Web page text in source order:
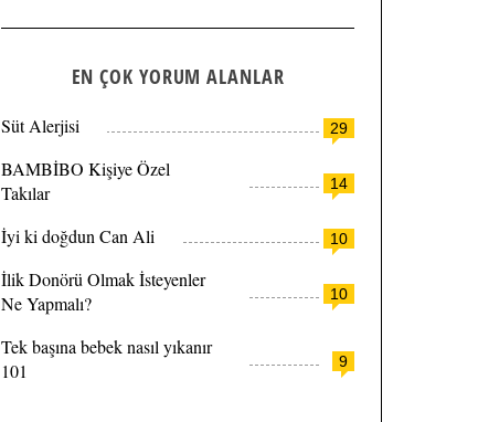
EN ÇOK YORUM ALANLAR
29
Süt Alerjisi
14
BAMBİBO Kişiye Özel
Takılar
10
İyi ki doğdun Can Ali
10
İlik Donörü Olmak İsteyenler
Ne Yapmalı?
9
Tek başına bebek nasıl yıkanır
101